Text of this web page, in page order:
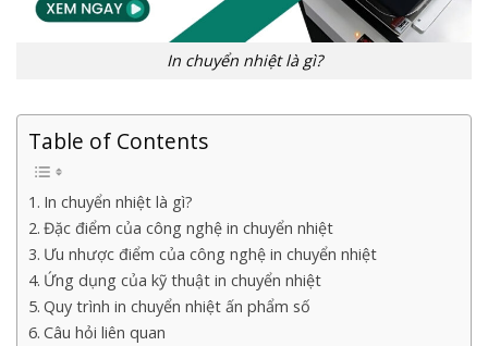
In chuyển nhiệt là gì?
Table of Contents
In chuyển nhiệt là gì?
Đặc điểm của công nghệ in chuyển nhiệt
Ưu nhược điểm của công nghệ in chuyển nhiệt
Ứng dụng của kỹ thuật in chuyển nhiệt
Quy trình in chuyển nhiệt ấn phẩm số
Câu hỏi liên quan